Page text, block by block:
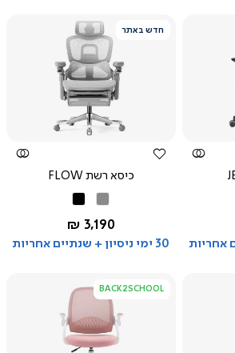
חדש באתר
צפייה
מהירה
כיסא רשת FLOW
החל מ-
3,190 ₪
30 ימי ניסיון + שנתיים אחריות
BACK2SCHOOL